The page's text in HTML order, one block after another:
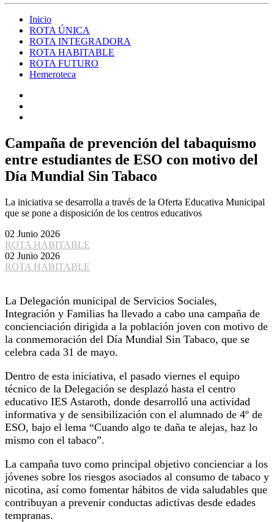
Inicio
ROTA ÚNICA
ROTA INTEGRADORA
ROTA HABITABLE
ROTA FUTURO
Hemeroteca
Campaña de prevención del tabaquismo
entre estudiantes de ESO con motivo del
Día Mundial Sin Tabaco
La iniciativa se desarrolla a través de la Oferta Educativa Municipal
que se pone a disposición de los centros educativos
02 Junio 2026
ROTA HABITABLE
02 Junio 2026
ROTA HABITABLE
La Delegación municipal de Servicios Sociales,
Integración y Familias ha llevado a cabo una campaña de
concienciación dirigida a la población joven con motivo de
la conmemoración del Día Mundial Sin Tabaco, que se
celebra cada 31 de mayo.
Dentro de esta iniciativa, el pasado viernes el equipo
técnico de la Delegación se desplazó hasta el centro
educativo IES Astaroth, donde desarrolló una actividad
informativa y de sensibilización con el alumnado de 4º de
ESO, bajo el lema “Cuando algo te daña te alejas, haz lo
mismo con el tabaco”.
La campaña tuvo como principal objetivo concienciar a los
jóvenes sobre los riesgos asociados al consumo de tabaco y
nicotina, así como fomentar hábitos de vida saludables que
contribuyan a prevenir conductas adictivas desde edades
tempranas.